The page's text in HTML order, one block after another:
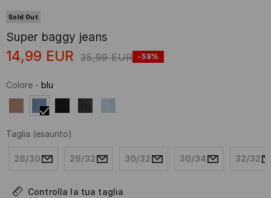
Sold Out
Super baggy jeans
14,99 EUR 35,99 EUR -58%
Colore - blu
Taglia (esaurito)
28/30 28/32 30/32 30/34 32/32
Controlla la tua taglia